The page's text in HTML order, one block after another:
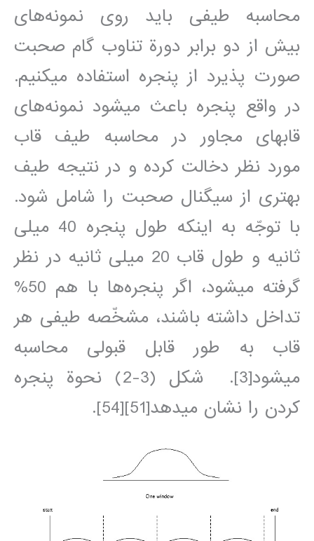
محاسبه طيفی بايد روی نمونه‌های
بيش از دو برابر دورة تناوب گام صحبت
صورت پذيرد از پنجره استفاده مي‎کنيم.
در واقع پنجره باعث مي‎شود نمونه‌های
قابهای مجاور در محاسبه طيف قاب
مورد نظر دخالت کرده و در نتيجه طيف
بهتری از سيگنال صحبت را شامل شود.
با توجّه به اينکه طول پنجره 40 ميلی
ثانيه و طول قاب 20 ميلی ثانيه در نظر
گرفته مي‎شود، اگر پنجره‌ها با هم 50%
تداخل داشته باشند، مشخّصه طيفی هر
قاب به طور قابل قبولی محاسبه
مي‎شود[3]. شکل (3-2) نحوة پنجره
کردن را نشان مي‎دهد[51][54].